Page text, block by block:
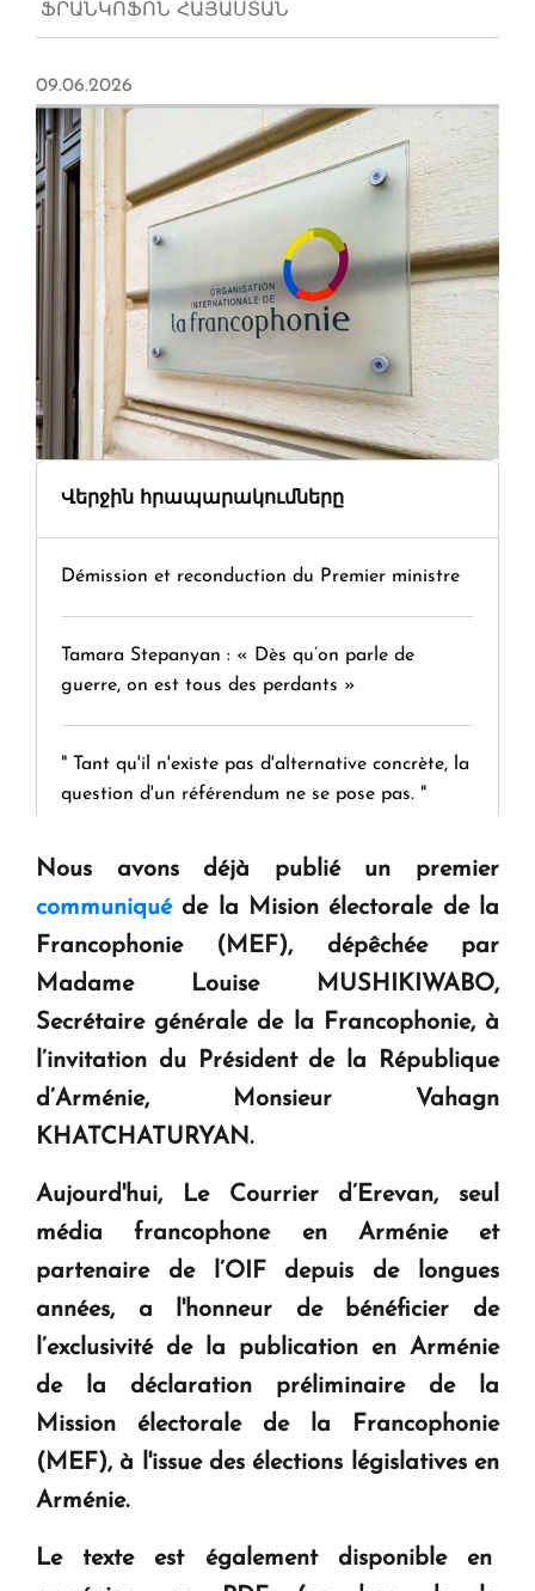
ՖՐԱՆԿՈՖՈՆ ՀԱՅԱՍՏԱՆ
09.06.2026
Վերջին հրապարակումները
Démission et reconduction du Premier ministre
Tamara Stepanyan : « Dès qu’on parle de
guerre, on est tous des perdants »
" Tant qu'il n'existe pas d'alternative concrète, la
question d'un référendum ne se pose pas. "
KASA : 30 ans d'audace, de résilience et d'avenir
en Arménie
Le premier hôtel Hyatt Regency d'Arménie
ouvrira ses portes à Dilijan
Nous avons déjà publié un premier
communiqué de la Mision électorale de la
Francophonie (MEF), dépêchée par
Madame Louise MUSHIKIWABO,
Secrétaire générale de la Francophonie, à
l’invitation du Président de la République
d’Arménie, Monsieur Vahagn
KHATCHATURYAN.
Aujourd'hui, Le Courrier d’Erevan, seul
média francophone en Arménie et
partenaire de l’OIF depuis de longues
années, a l'honneur de bénéficier de
l’exclusivité de la publication en Arménie
de la déclaration préliminaire de la
Mission électorale de la Francophonie
(MEF), à l'issue des élections législatives en
Arménie.
Le texte est également disponible en